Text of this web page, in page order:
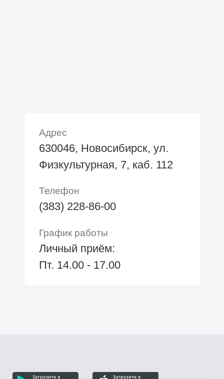
Адрес
630046, Новосибирск, ул.
Физкультурная, 7, каб. 112
Телефон
(383) 228-86-00
График работы
Личный приём:
Пт. 14.00 - 17.00